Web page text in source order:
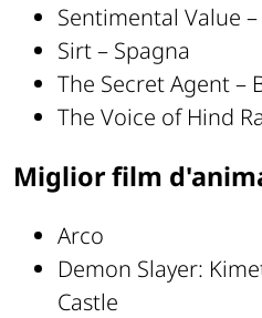
Sentimental Value
Sirt – Spagna
The Secret Agent –
The Voice of Hind
Miglior film
Arco
Demon Slayer:
Castle